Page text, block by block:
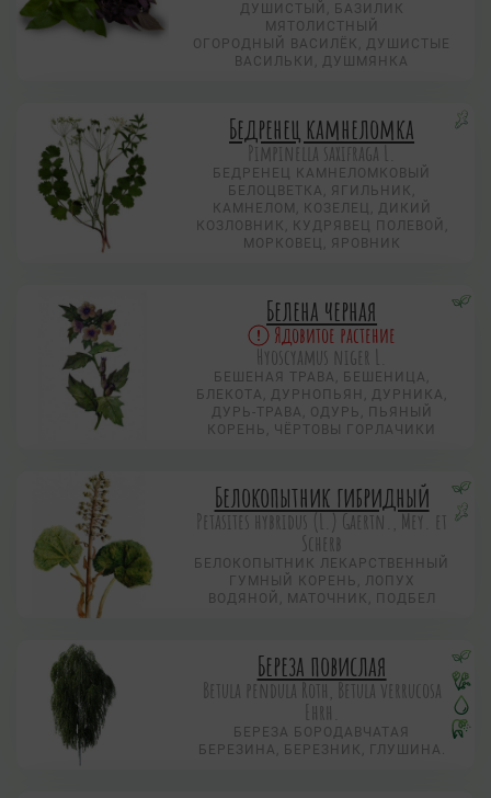
ДУШИСТЫЙ, БАЗИЛИК
МЯТОЛИСТНЫЙ
ОГОРОДНЫЙ ВАСИЛЁК, ДУШИСТЫЕ
ВАСИЛЬКИ, ДУШМЯНКА
Бедренец камнеломка
Pimpinella saxifraga L.
БЕДРЕНЕЦ КАМНЕЛОМКОВЫЙ
БЕЛОЦВЕТКА, ЯГИЛЬНИК,
КАМНЕЛОМ, КОЗЕЛЕЦ, ДИКИЙ
КОЗЛОВНИК, КУДРЯВЕЦ ПОЛЕВОЙ,
МОРКОВЕЦ, ЯРОВНИК
Белена черная
Ядовитое растение
Hyoscyamus niger L.
БЕШЕНАЯ ТРАВА, БЕШЕНИЦА,
БЛЕКОТА, ДУРНОПЬЯН, ДУРНИКА,
ДУРЬ-ТРАВА, ОДУРЬ, ПЬЯНЫЙ
КОРЕНЬ, ЧЁРТОВЫ ГОРЛАЧИКИ
Белокопытник гибридный
Petasites hybridus (L.) Gaertn., Mey. et
Scherb
БЕЛОКОПЫТНИК ЛЕКАРСТВЕННЫЙ
ГУМНЫЙ КОРЕНЬ, ЛОПУХ
ВОДЯНОЙ, МАТОЧНИК, ПОДБЕЛ
Береза повислая
Betula pendula Roth, Betula verrucosa
Ehrh.
БЕРЕЗА БОРОДАВЧАТАЯ
БЕРЕЗИНА, БЕРЕЗНИК, ГЛУШИНА.